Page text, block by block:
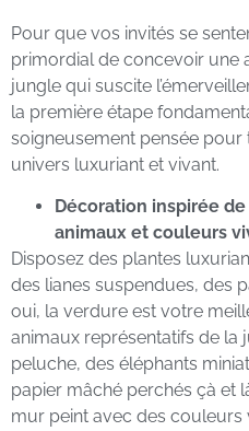
Pour que vos invités se
primordial de concevoir une
jungle qui suscite
la première étape
soigneusement pensée
univers luxuriant et vivant.
Décoration inspirée
animaux et couleurs
Disposez des plantes
des lianes suspendues, des
oui, la verdure est votre
animaux représentatifs de la
peluche, des éléphants
papier mâché perchés çà et
mur peint avec des couleurs